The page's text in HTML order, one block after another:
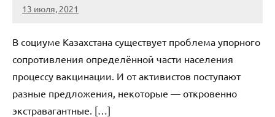
13 июля, 2021
KurnosovVIT
Нет
В социуме Казахстана существует проблема упорного
сопротивления определённой части населения
процессу вакцинации. И от активистов поступают
разные предложения, некоторые — откровенно
экстравагантные. […]